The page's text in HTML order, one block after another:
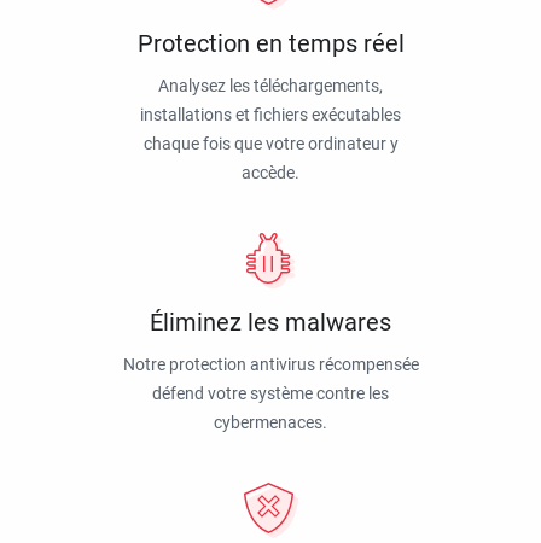
Protection en temps réel
Analysez les téléchargements,
installations et fichiers exécutables
chaque fois que votre ordinateur y
accède.
Éliminez les malwares
Notre protection antivirus récompensée
défend votre système contre les
cybermenaces.